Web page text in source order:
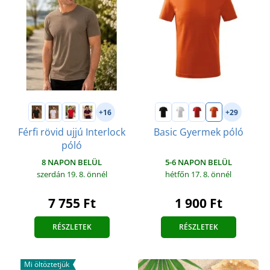
+16
Férfi rövid ujjú Interlock
póló
8 NAPON BELÜL
szerdán 19. 8.önnél
7 755 Ft
RÉSZLETEK
+29
Basic Gyermek póló
5-6 NAPON BELÜL
hétfőn 17. 8.önnél
1 900 Ft
RÉSZLETEK
Mi öltöztetjük